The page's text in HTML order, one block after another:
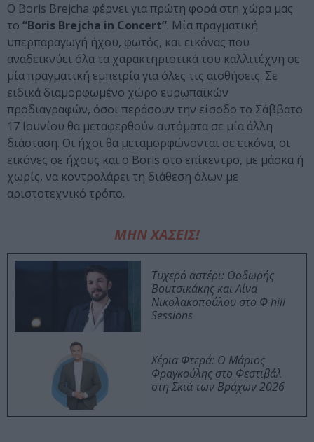
Ο Boris Brejcha φέρνει για πρώτη φορά στη χώρα μας
το “Boris Brejcha in Concert”. Μία πραγματική
υπερπαραγωγή ήχου, φωτός, και εικόνας που
αναδεικνύει όλα τα χαρακτηριστικά του καλλιτέχνη σε
μία πραγματική εμπειρία για όλες τις αισθήσεις. Σε
ειδικά διαμορφωμένο χώρο ευρωπαϊκών
προδιαγραφών, όσοι περάσουν την είσοδο το Σάββατο
17 Ιουνίου θα μεταφερθούν αυτόματα σε μία άλλη
διάσταση. Οι ήχοι θα μεταμορφώνονται σε εικόνα, οι
εικόνες σε ήχους και ο Boris στο επίκεντρο, με μάσκα ή
χωρίς, να κοντρολάρει τη διάθεση όλων με
αριστοτεχνικό τρόπο.
ΜΗΝ ΧΑΣΕΙΣ!
Τυχερό αστέρι: Θοδωρής
Βουτσικάκης και Λίνα
Νικολακοπούλου στο Φ hill
Sessions
Χέρια Φτερά: Ο Μάριος
Φραγκούλης στο Φεστιβάλ
στη Σκιά των Βράχων 2026